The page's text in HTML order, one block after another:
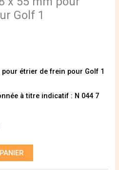
Golf 1
étrier de frein pour Golf 1
à titre indicatif : N 044 7